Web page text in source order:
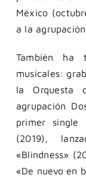
México
a la
También ha
musicales:
la Orquesta
agrupación
primer single
(2019),
«Blindness»
«De nuevo en